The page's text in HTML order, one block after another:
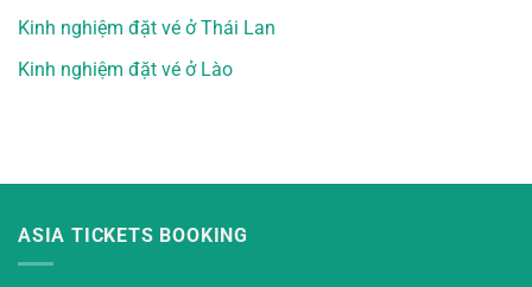
Kinh nghiệm đặt vé ở Thái Lan
Kinh nghiệm đặt vé ở Lào
ASIA TICKETS BOOKING